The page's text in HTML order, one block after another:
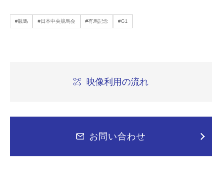
#競馬 #日本中央競馬会 #有馬記念 #G1
映像利用の流れ
お問い合わせ